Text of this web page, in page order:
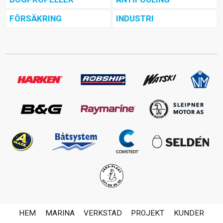
FÖRSÄKRING
INDUSTRI
HEM MARINA VERKSTAD PROJEKT
KUNDER